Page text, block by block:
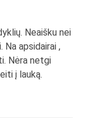
Neaišku nei
Na apsidairai ,
Nėra netgi
į lauką.